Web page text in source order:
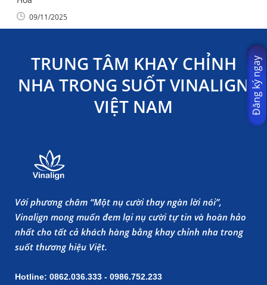
09/11/2025
TRUNG TÂM KHAY CHỈNH
NHA TRONG SUỐT VINALIGN
VIỆT NAM
Với phương châm “Một nụ cười thay ngàn lời nói”,
Vinalign mong muốn đem lại nụ cười tự tin và hoàn hảo
nhất cho tất cả khách hàng bằng khay chỉnh nha trong
suốt thương hiệu Việt.
Hotline: 0862.036.333 - 0986.752.233
Đăng ký ngay